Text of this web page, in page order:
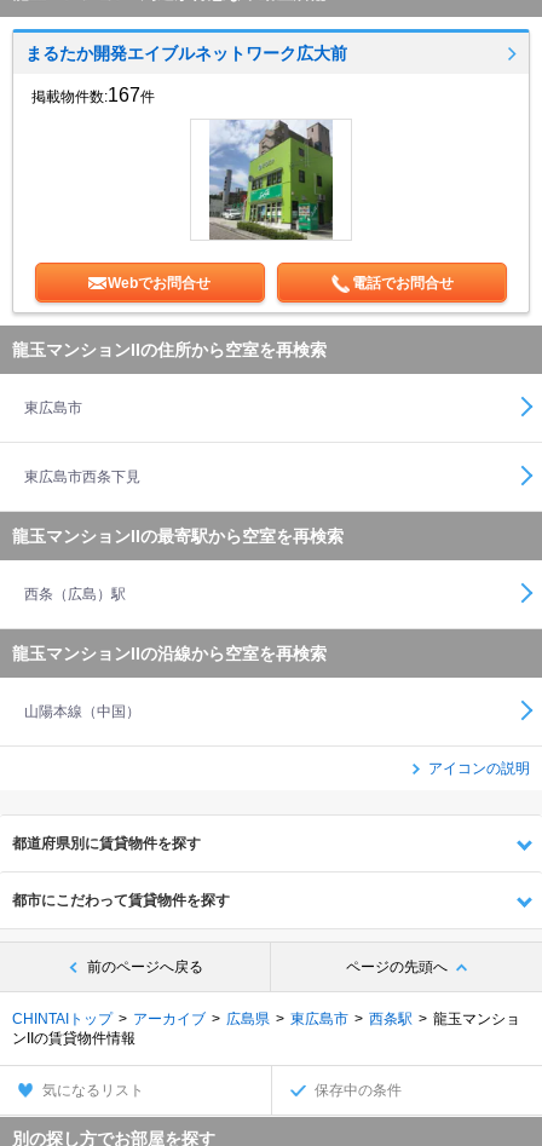
まるたか開発エイブルネットワーク広大前
掲載物件数:167件
Webでお問合せ 電話でお問合せ
龍玉マンションIIの住所から空室を再検索
東広島市
東広島市西条下見
龍玉マンションIIの最寄駅から空室を再検索
西条（広島）駅
龍玉マンションIIの沿線から空室を再検索
山陽本線（中国）
アイコンの説明
都道府県別に賃貸物件を探す
都市にこだわって賃貸物件を探す
前のページへ戻る ページの先頭へ
CHINTAIトップ アーカイブ 広島県 東広島市 西条駅
龍玉マンショ
ンIIの賃貸物件情報
気になるリスト 保存中の条件
別の探し方でお部屋を探す